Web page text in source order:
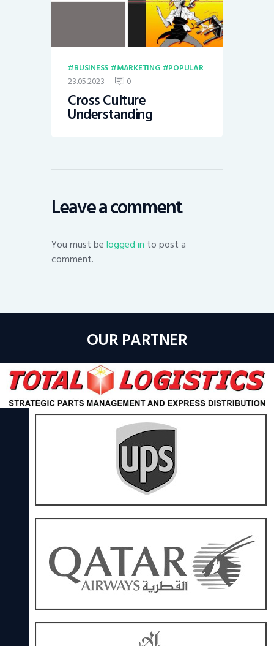
BUSINESS MARKETING POPULAR
23.05.2023 0
Cross Culture
Understanding
Leave a comment
You must belogged in to post a
comment.
OUR PARTNER